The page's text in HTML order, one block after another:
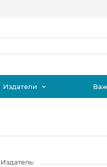
Издатели
Издатель: